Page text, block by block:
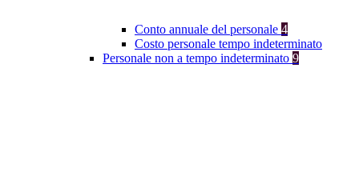
Conto annuale del personale 4
Costo personale tempo indeterminato
Personale non a tempo indeterminato 9